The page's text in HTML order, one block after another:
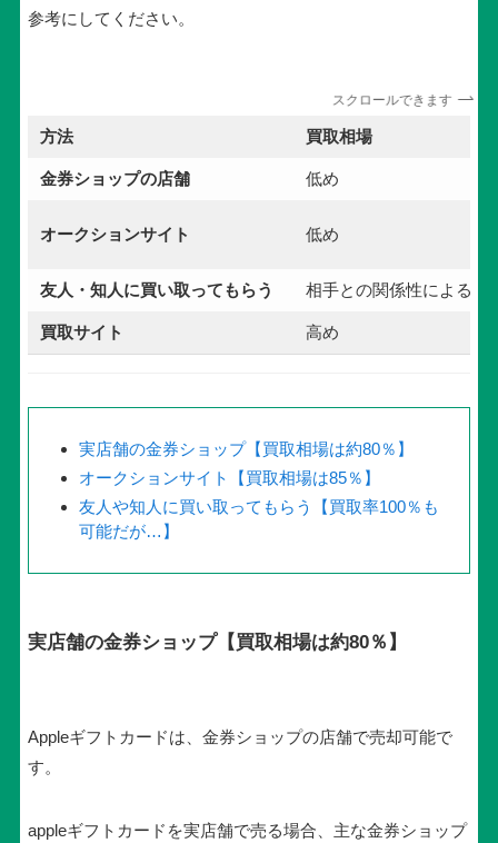
参考にしてください。
スクロールできます
方法 買取相場
金券ショップの店舗 低め
オークションサイト 低め
友人・知人に買い取ってもらう 相手との関係性による
買取サイト 高め
実店舗の金券ショップ【買取相場は約80％】
オークションサイト【買取相場は85％】
友人や知人に買い取ってもらう【買取率100％も
可能だが…】
実店舗の金券ショップ【買取相場は約80％】
Appleギフトカードは、金券ショップの店舗で売却可能で
す。
appleギフトカードを実店舗で売る場合、主な金券ショップ